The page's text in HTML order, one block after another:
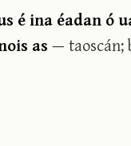
é ina éadan ó
as— taoscán;